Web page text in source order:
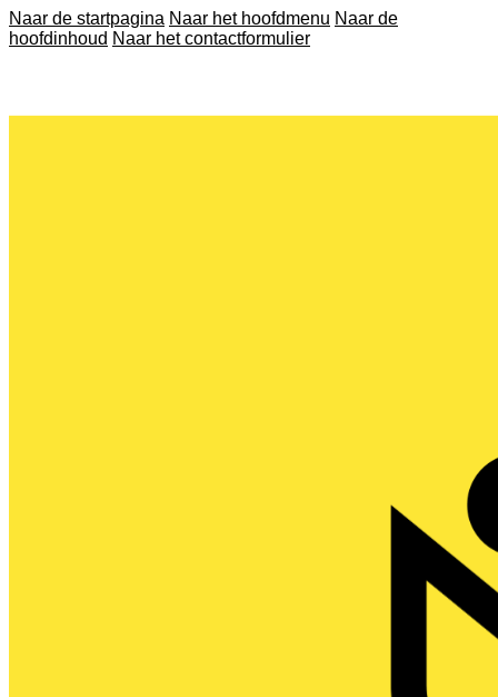
Naar de startpagina Naar het hoofdmenu Naar de
hoofdinhoud Naar het contactformulier